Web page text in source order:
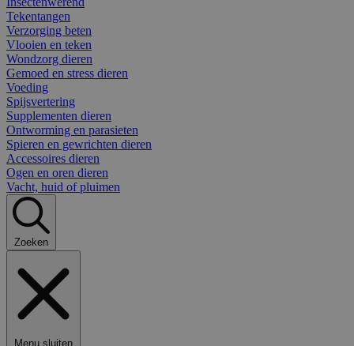
Tekentangen
Verzorging beten
Vlooien en teken
Wondzorg dieren
Gemoed en stress dieren
Voeding
Spijsvertering
Supplementen dieren
Ontworming en parasieten
Spieren en gewrichten dieren
Accessoires dieren
Ogen en oren dieren
Vacht, huid of pluimen
Zoeken
Menu sluiten